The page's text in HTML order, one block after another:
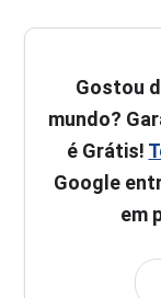
Gostou
mundo?
é Grátis!
Google
em